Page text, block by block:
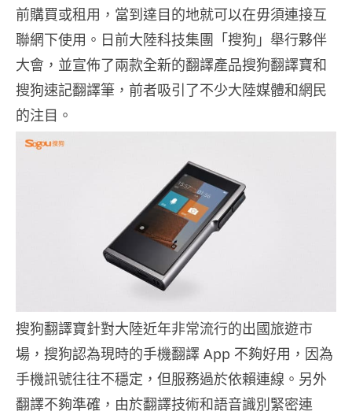
前購買或租用，當到達目的地就可以在毋須連接互
聯網下使用。日前大陸科技集團「搜狗」舉行夥伴
大會，並宣佈了兩款全新的翻譯產品搜狗翻譯寶和
搜狗速記翻譯筆，前者吸引了不少大陸媒體和網民
的注目。
搜狗翻譯寶針對大陸近年非常流行的出國旅遊市
場，搜狗認為現時的手機翻譯 App 不夠好用，因為
手機訊號往往不穩定，但服務過於依賴連線。另外
翻譯不夠準確，由於翻譯技術和語音識別緊密連